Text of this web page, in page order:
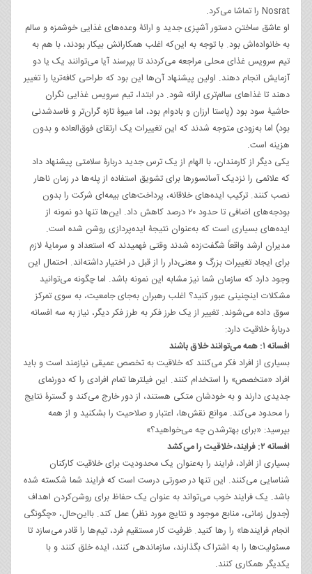
Nosrat را تماشا می‌کرد.
او عاشق ساختن دستور آشپزی جدید و ارائۀ وعده‌های غذایی خوشمزه و سالم
به خانواده‌اش بود. با توجه به این‌که اغلب همکارانش بیکار بودند، با هم به
تیم سرویس غذای محلی مراجعه می‌کردند تا بپرسند آیا می‌توانند یک یا دو
آزمایش انجام دهند. اولین پیشنهاد آن‌ها این بود که طراحی کافه‌تریا را تغییر
دهند تا غذاهای سالم‌تری ارائه شود. در ابتدا، تیم سرویس غذایی نگران
حاشیۀ سود بود (پاستا ارزان و بادوام بود، اما میوۀ تازه گران‌تر و فاسدشدنی
بود) اما به‌زودی متوجه شدند که این تغییرات یک ارتقای فوق‌العاده و بدون
هزینه است.
یکی دیگر از کارمندان، با الهام از یک ترس جدید دربارۀ سلامتی پیشنهاد داد
که علائمی را نزدیک آسانسورها برای تشویق استفاده از پله‌ها در زمان ناهار
نصب کنند. ترکیب ایده‌های خلاقانه، پرداخت‌های بیمه‌ای شرکت را بدون
بودجه‌های اضافی تا حدود ۲۰ درصد کاهش داد. این‌ها تنها دو نمونه از
ایده‌های بسیاری است که به‌عنوان نتیجۀ ایده‌پردازی روشن شده‌ است.
مدیران ارشد واقعاً شگفت‌زده شدند وقتی فهمیدند که استعداد و سرمایۀ لازم
برای ایجاد تغییرات بزرگ و معنی‌دار را از قبل در اختیار داشته‌اند. احتمال این
وجود دارد که سازمان شما نیز مشابه این نمونه باشد. اما چگونه می‌توانید
مشکلات اینچنینی عبور کنید؟ اغلب رهبران به‌جای جامعیت، به سوی تمرکز
سوق داده می‌‌‌شوند. تغییر از یک طرز فکر به طرز فکر دیگر، نیاز به سه افسانه
دربارۀ خلاقیت دارد:
افسانه ۱: همه می‌توانند خلاق باشند
بسیاری از افراد فکر می‌کنند که خلاقیت به تخصص عمیقی نیازمند است و باید
افراد «متخصص» را استخدام کنند. این فیلترها تمام افرادی را که دورنمای
جدیدی دارند و به خودشان متکی هستند، از دور خارج می‌کند و گسترۀ نتایج
را محدود می‌کند. موانع نقش‌ها، اعتبار و صلاحیت را بشکنید و از همه
بپرسید: «برای بهترشدن چه می‌خواهید؟»
افسانه ۲: فرایند، خلاقیت را می‌کشد
بسیاری از افراد، فرایند را به‌عنوان یک محدودیت برای خلاقیت کارکنان
شناسایی می‌کنند. این تنها در صورتی درست است که فرایند شما شکسته شده
باشد. یک فرایند خوب می‌تواند به عنوان یک حفاظ برای روشن‌کردن اهداف
(جدول زمانی، منابع موجود و نتایج مورد نظر) عمل کند. بااین‌حال، «چگونگی
انجام فرایندها» را رها کنید. ظرفیت کار مستقیم فرد، تیم‌ها را قادر می‌سازد تا
مسئولیت‌ها را به اشتراک بگذارند، سازماندهی کنند، ایده‌ خلق کنند و با
یکدیگر همکاری کنند.